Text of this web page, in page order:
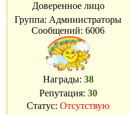
Доверенное лицо
Группа: Администраторы
Сообщений: 6006
Награды: 38
Репутация: 30
Статус: Отсутствую